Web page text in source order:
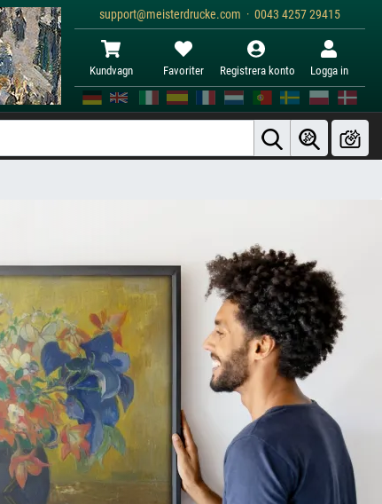
support@meisterdrucke.com · 0043 4257 29415
Kundvagn Favoriter Registrera konto Logga in